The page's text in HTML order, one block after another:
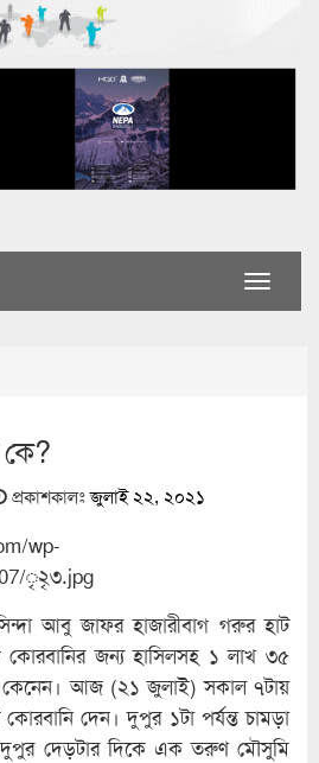
Toggle
কে?
প্রকাশকালঃজুলাই ২২, ২০২১
আবু জাফর হাজারীবাগ গরুর হাট
জন্য হাসিলসহ ১ লাখ ৩৫
কেনেন। আজ (২১ জুলাই) সকাল ৭টায়
দেন। দুপুর ১টা পর্যন্ত চামড়া
দেড়টার দিকে এক তরুণ মৌসুমি